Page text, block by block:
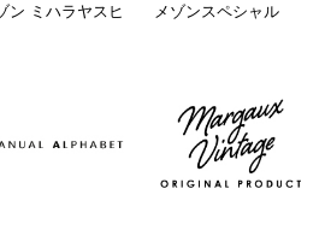
ン ミハラヤスヒ
メゾンスペシャル